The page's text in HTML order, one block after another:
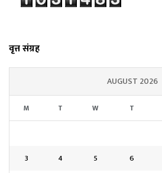
वृत्त संग्रह
AUGUST 2026
M T W T
3
4 5 6